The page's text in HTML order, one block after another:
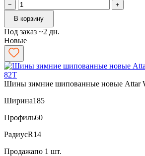
−
+
В корзину
Под заказ ~2 дн.
Новые
Шины зимние шипованные новые Attar
Ширина185
Профиль60
РадиусR14
Продажапо 1 шт.